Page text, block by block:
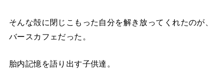
そんな殻に閉じこもった自分を解き放ってくれたのが、
バースカフェだった。
胎内記憶を語り出す子供達。